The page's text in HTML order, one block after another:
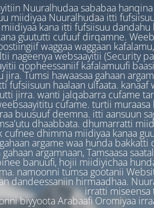
Nuuralhudaa sababaa
miidiyaa Nuuralhudaa itti
miidiyaa kana itti fufsiisuu
guututti cufuuf dirqamne.
waggaa waggaan
nageenya websaayitii (Security
qopheessaniif kafalamuufi
jira. Tumsi hawaasaa gahaan
fufsiisuun haalaan ulfaata.
jirra. wanti jalqabarra cufame
cufame. turtii
buusuuf deemna. itti aansuun
dhaabbata. dhumarratti
cufnee dhimma miidiyaa kanaa
argame waa hunda
gahaan argamnaan, Tamsaasa
banuufi, hojii miidiyichaa
namoonni tumsa gootanii
dandeessaniin hirmaadhaa.
irratti miseensa
biyyoota Arabaafi Oromiyaa